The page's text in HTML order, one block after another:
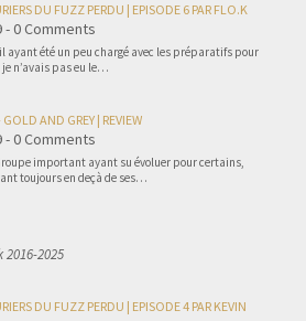
DU FUZZ PERDU | EPISODE 6 PAR FLO.K
- 0 Comments
ayant été un peu chargé avec les préparatifs pour
n’avais pas eu le…
AND GREY | REVIEW
- 0 Comments
important ayant su évoluer pour certains,
toujours en deçà de ses…
2025
DU FUZZ PERDU | EPISODE 4 PAR KEVIN